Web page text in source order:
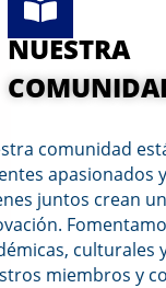
NUESTRA
comunidad
apasionados
juntos crean
culturales
miembros y